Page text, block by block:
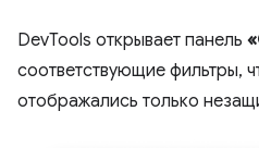
DevTools открывает панель
соответствующие фильтры,
отображались только